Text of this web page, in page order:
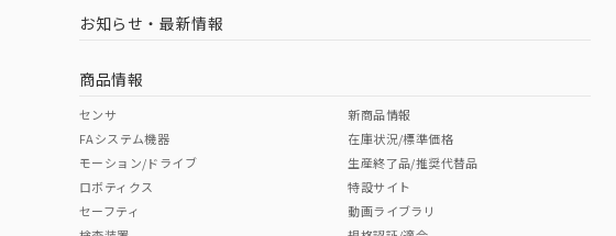
中国 RoHS 注意事項・凡例
中国 RoHS表
Pb Hg Cr(VI)
お知らせ・最新情報
商品情報
センサ
FAシステム機器
モーション/ドライブ
ロボティクス
セーフティ
新商品情報
在庫状況/標準価格
生産終了品/推奨代替品
特設サイト
動画ライブラリ